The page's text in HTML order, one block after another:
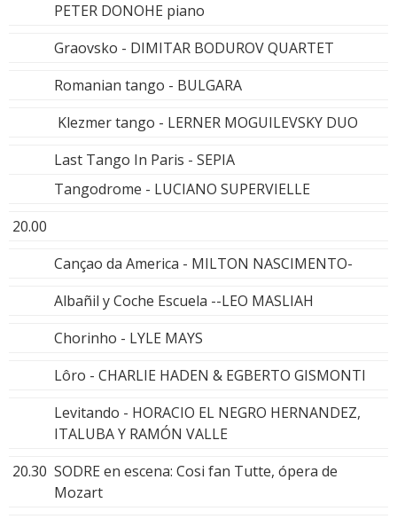
PETER DONOHE piano
Graovsko - DIMITAR BODUROV QUARTET
Romanian tango - BULGARA
Klezmer tango - LERNER MOGUILEVSKY DUO
Last Tango In Paris - SEPIA
Tangodrome - LUCIANO SUPERVIELLE
20.00
Cançao da America - MILTON NASCIMENTO-
Albañil y Coche Escuela --LEO MASLIAH
Chorinho - LYLE MAYS
Lôro - CHARLIE HADEN & EGBERTO GISMONTI
Levitando - HORACIO EL NEGRO HERNANDEZ,
ITALUBA Y RAMÓN VALLE
20.30 SODRE en escena: Cosi fan Tutte, ópera de
Mozart